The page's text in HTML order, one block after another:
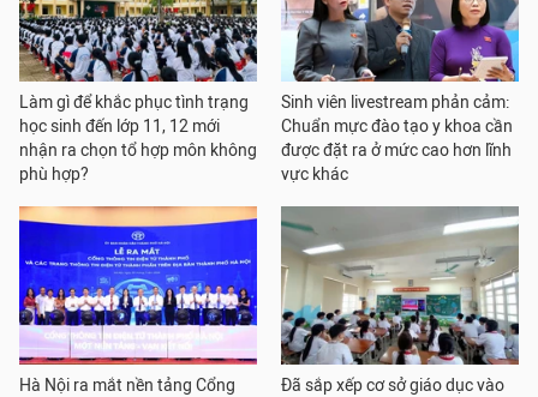
Làm gì để khắc phục tình trạng
học sinh đến lớp 11, 12 mới
nhận ra chọn tổ hợp môn không
phù hợp?
Sinh viên livestream phản cảm:
Chuẩn mực đào tạo y khoa cần
được đặt ra ở mức cao hơn lĩnh
vực khác
Hà Nội ra mắt nền tảng Cổng
Đã sắp xếp cơ sở giáo dục vào